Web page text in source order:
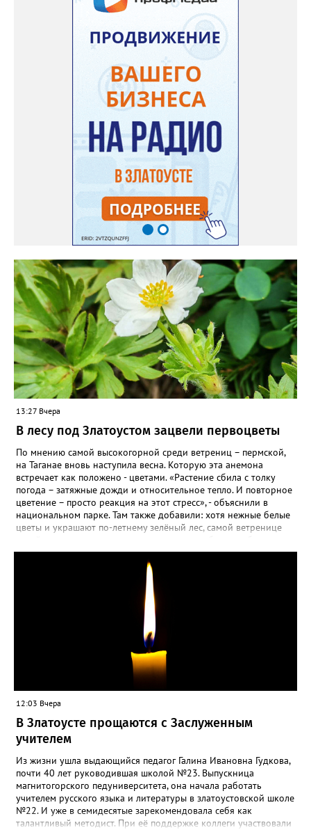
радует меня. Соседи просят саженцы: аромат и до них
доносится. В конце лета собираю лаванду в пучки, сушу –
получаются букеты и саше одновременно. Лаванда широко
используется и в кулинарии». Семена, отметила собеседница
нашего портала, у неё были сорта «Вознесенская узколистная».
Только она хорошо зимует без укрытия. Всхожесть оказалась
на удивление хорошей: из пяти семян из каждой пачки четыре
взошли даже без стратификации. После покупки (по весне)
садовод советует сразу убрать семена в холодильник на два
месяца, а место посадки - мульчировать мелкой корой. Семена
самосевом в ней отлично прорастают. Если иногда срезать
сухие цветы и стряхивать семена вокруг куртины, лаванда
весной прорастет сама. Ещё один секрет – этот символ
Прованса не любит «вкусную» почву. Добавляйте в посадочную
яму гравий и песок – требуется хороший дренаж. В первый год
Екатерина рекомендует цветы убирать, чтобы силы куста
пошли на наращивание корневой системы. А со второго года
пусть лаванда цветёт во всю силу! Фото: Екатерина Бойко,
специально для «Златоуст.инфо». Обсуждение новости здесь
ВКОНТАКТЕ https://vk.com/newszlatoust74
13:27 Вчера
В лесу под Златоустом зацвели первоцветы
По мнению самой высокогорной среди ветрениц – пермской,
на Таганае вновь наступила весна. Которую эта анемона
встречает как положено - цветами. «Растение сбила с толку
погода – затяжные дожди и относительное тепло. И повторное
цветение – просто реакция на этот стресс», - объяснили в
национальном парке. Там также добавили: хотя нежные белые
цветы и украшают по-летнему зелёный лес, самой ветренице
силы перед долгой зимовкой.
12:03 Вчера
В Златоусте прощаются с Заслуженным
учителем
Из жизни ушла выдающийся педагог Галина Ивановна Гудкова,
почти 40 лет руководившая школой №23. Выпускница
магнитогорского педуниверситета, она начала работать
учителем русского языка и литературы в златоустовской школе
№22. И уже в семидесятые зарекомендовала себя как
талантливый методист. При её поддержке коллеги участвовали